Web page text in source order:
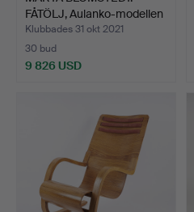
FÅTÖLJ, Aulanko-modellen
…
Klubbades 31 okt 2021
30 bud
9 826 USD